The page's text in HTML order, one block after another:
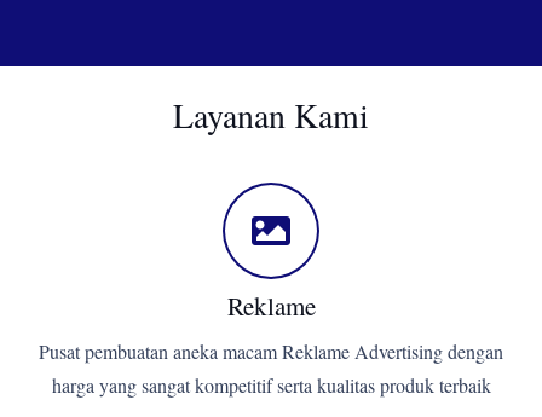
Layanan Kami
Reklame
Pusat pembuatan aneka macam Reklame Advertising dengan
harga yang sangat kompetitif serta kualitas produk terbaik